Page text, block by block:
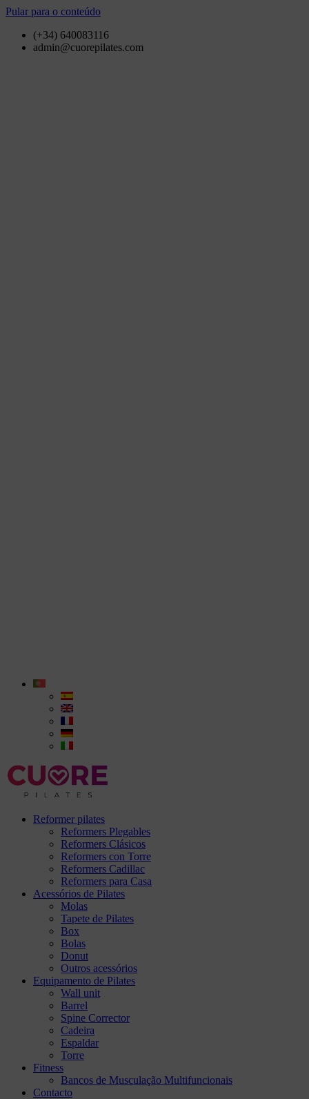
Pular para o conteúdo
(+34) 640083116
admin@cuorepilates.com
Reformer pilates
Reformers Plegables
Reformers Clásicos
Reformers con Torre
Reformers Cadillac
Reformers para Casa
Acessórios de Pilates
Molas
Tapete de Pilates
Box
Bolas
Donut
Outros acessórios
Equipamento de Pilates
Wall unit
Barrel
Spine Corrector
Cadeira
Espaldar
Torre
Fitness
Bancos de Musculação Multifuncionais
Contacto